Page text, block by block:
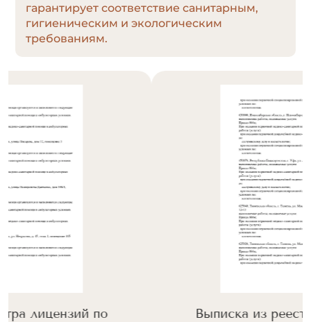
гарантирует соответствие санитарным,
гигиеническим и экологическим
требованиям.
Выписка из реестра лицензий по